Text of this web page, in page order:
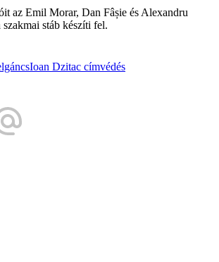
az Emil Morar, Dan Fâșie és Alexandru
stáb készíti fel.
Ioan Dzitac címvédés